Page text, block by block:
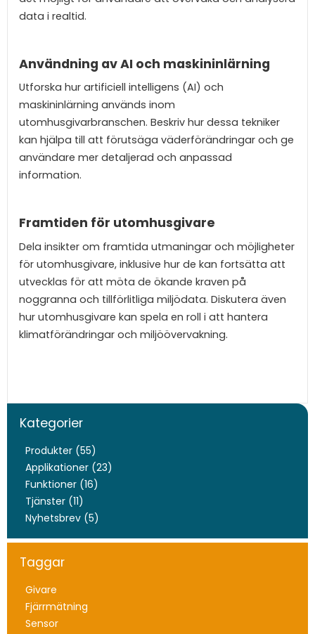
data i realtid.
Användning av AI och maskininlärning
Utforska hur artificiell intelligens (AI) och
maskininlärning används inom
utomhusgivarbranschen. Beskriv hur dessa tekniker
kan hjälpa till att förutsäga väderförändringar och ge
användare mer detaljerad och anpassad
information.
Framtiden för utomhusgivare
Dela insikter om framtida utmaningar och möjligheter
för utomhusgivare, inklusive hur de kan fortsätta att
utvecklas för att möta de ökande kraven på
noggranna och tillförlitliga miljödata. Diskutera även
hur utomhusgivare kan spela en roll i att hantera
klimatförändringar och miljöövervakning.
Kategorier
Produkter (55)
Applikationer (23)
Funktioner (16)
Tjänster (11)
Nyhetsbrev (5)
Taggar
Givare
Fjärrmätning
Sensor